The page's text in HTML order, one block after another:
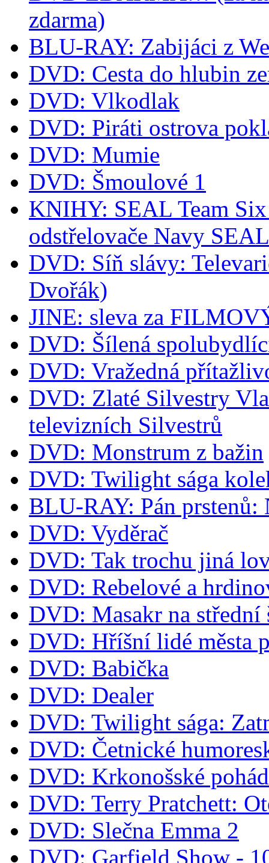
zdarma)
BLU-RAY: Zabijáci z
DVD: Cesta do hlubin
DVD: Vlkodlak
DVD: Piráti ostrova
DVD: Mumie
DVD: Šmoulové 1
KNIHY: SEAL Team
odstřelovače Navy SEAL
DVD: Síň slávy:
Dvořák)
JINE: sleva za
DVD: Šílená
DVD: Vražedná
DVD: Zlaté Silvestry
televizních Silvestrů
DVD: Monstrum z bažin
DVD: Twilight sága
BLU-RAY: Pán prstenů:
DVD: Vyděrač
DVD: Tak trochu jiná
DVD: Rebelové a
DVD: Masakr na střední
DVD: Hříšní lidé města
DVD: Babička
DVD: Dealer
DVD: Twilight sága:
DVD: Četnické
DVD: Krkonošské
DVD: Terry Pratchett:
DVD: Slečna Emma 2
DVD: Garfield Show -